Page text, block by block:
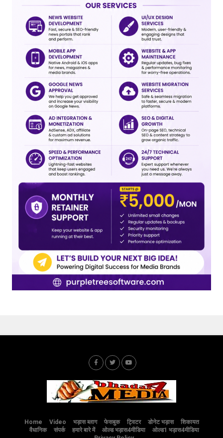
Home Video भड़ास ब्लाग फेसबुक ट्विटर डोनेट भड़ास
शिकायत
वैधानिक
संपर्क हमारे बारे में ओल्ड भड़ास4मीडिया
ओल्ड1 भड़ास4मीडिया